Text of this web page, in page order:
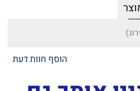
הוסף חוות דעת